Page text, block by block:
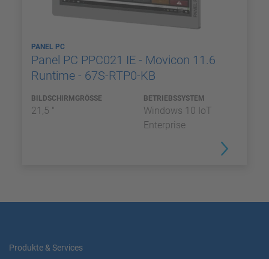
PANEL PC
Panel PC PPC021 IE - Movicon 11.6
Runtime - 67S-RTP0-KB
BILDSCHIRMGRÖSSE
21,5 "
BETRIEBSSYSTEM
Windows 10 IoT
Enterprise
Produkte & Services